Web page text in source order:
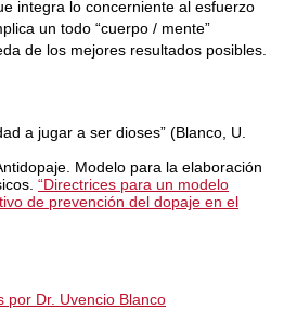
integra lo concerniente al esfuerzo
un todo “cuerpo / mente”
de los mejores resultados posibles.
a jugar a ser dioses” (Blanco, U.
Modelo para la elaboración
“Directrices para un modelo
de prevención del dopaje en el
por Dr. Uvencio Blanco